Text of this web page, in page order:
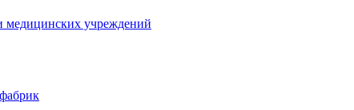
медицинских учреждений